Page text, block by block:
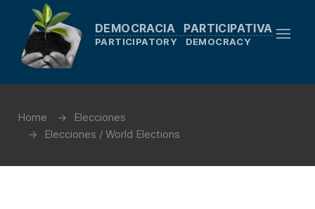
DEMOCRACIA PARTICIPATIVA
PARTICIPATORY DEMOCRACY
Home
Elecciones
Elecciones / World Elections